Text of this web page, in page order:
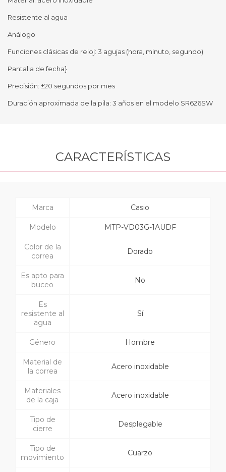
Resistente al agua
Análogo
Funciones clásicas de reloj: 3 agujas (hora, minuto, segundo)
Pantalla de fecha}
Precisión: ±20 segundos por mes
Duración aproximada de la pila: 3 años en el modelo SR626SW
CARACTERÍSTICAS
Marca Casio
Modelo MTP-VD03G-1AUDF
Color de la
correa
Dorado
Es apto para
buceo
No
Es
resistente al
agua
Sí
Género Hombre
Material de
la correa
Acero inoxidable
Materiales
de la caja
Acero inoxidable
Tipo de
cierre
Desplegable
Tipo de
movimiento
Cuarzo